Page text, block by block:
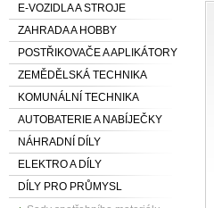
E-VOZIDLA A STROJE
ZAHRADA A HOBBY
POSTŘIKOVAČE A APLIKÁTORY
ZEMĚDĚLSKÁ TECHNIKA
KOMUNÁLNÍ TECHNIKA
AUTOBATERIE A NABÍJEČKY
NÁHRADNÍ DÍLY
ELEKTRO A DÍLY
DÍLY PRO PRŮMYSL